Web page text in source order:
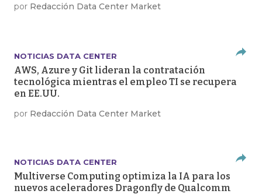
por Redacción Data Center Market
NOTICIAS DATA CENTER
AWS, Azure y Git lideran la contratación
tecnológica mientras el empleo TI se recupera
en EE.UU.
por Redacción Data Center Market
NOTICIAS DATA CENTER
Multiverse Computing optimiza la IA para los
nuevos aceleradores Dragonfly de Qualcomm